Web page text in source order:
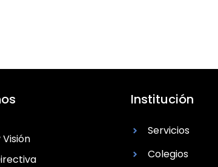
Visión
Institución
Servicios
Colegios